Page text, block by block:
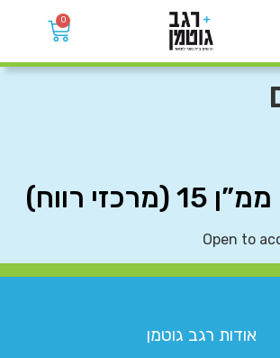
0
Open to
אודות רגב גוטמן